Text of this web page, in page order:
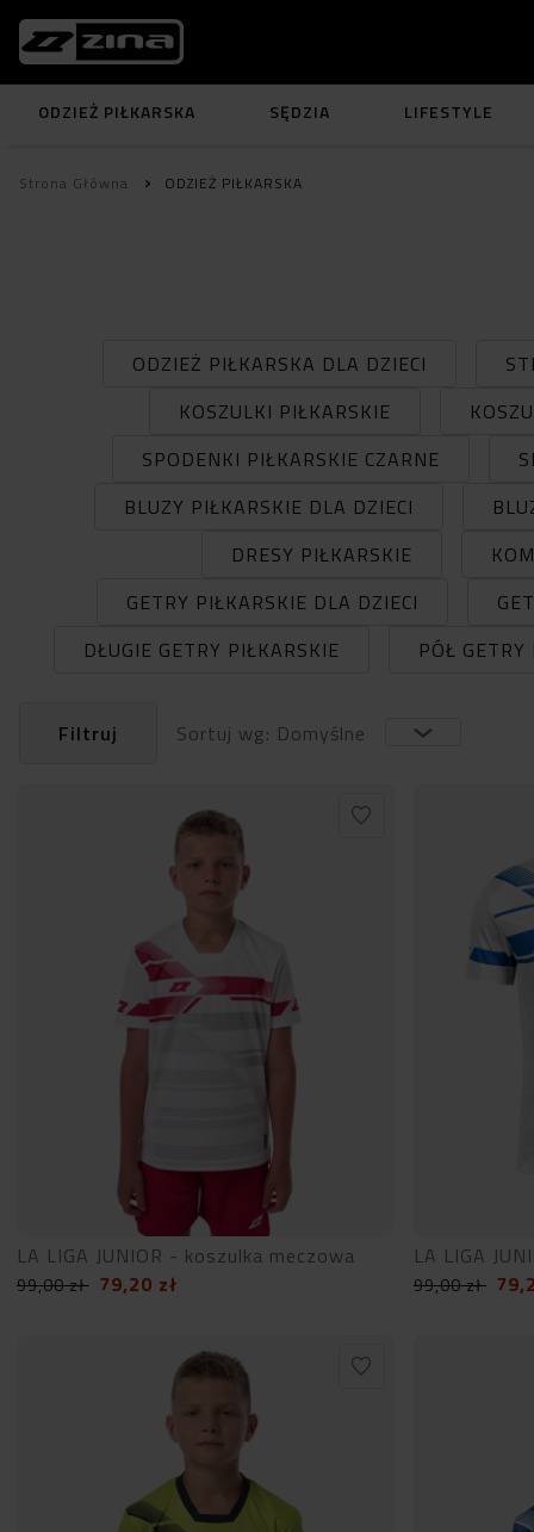
ODZIEŻ PIŁKARSKA SĘDZIA LIFESTYLE
Strona Główna ODZIEŻ PIŁKARSKA
ODZIEŻ PIŁKARSKA DLA DZIECI
KOSZULKI PIŁKARSKIE
SPODENKI PIŁKARSKIE CZARNE
BLUZY PIŁKARSKIE DLA DZIECI
DRESY PIŁKARSKIE
GETRY PIŁKARSKIE DLA DZIECI
DŁUGIE GETRY PIŁKARSKIE
PÓŁ
Filtruj Sortuj wg: Domyślne
LA LIGA JUNIOR - koszulka meczowa
99,00zł 79,20 zł
LA LIGA
99,00zł